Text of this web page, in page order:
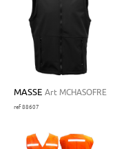
MASSE Art MCHASOFRE
ref 88607